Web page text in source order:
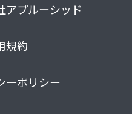
アプルーシッド
規約
ーポリシー